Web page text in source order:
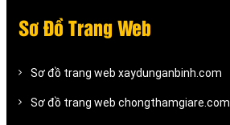
Sơ Đồ Trang Web
Sơ đồ trang web xaydunganbinh.com
Sơ đồ trang web chongthamgiare.com